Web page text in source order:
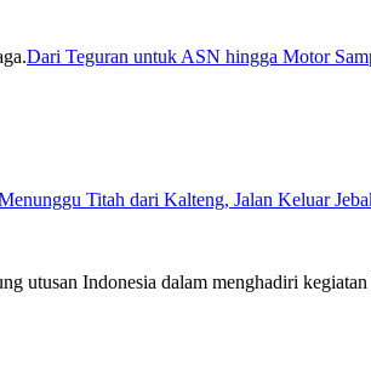
Dari Teguran untuk ASN hingga Motor
Titah dari Kalteng, Jalan Keluar